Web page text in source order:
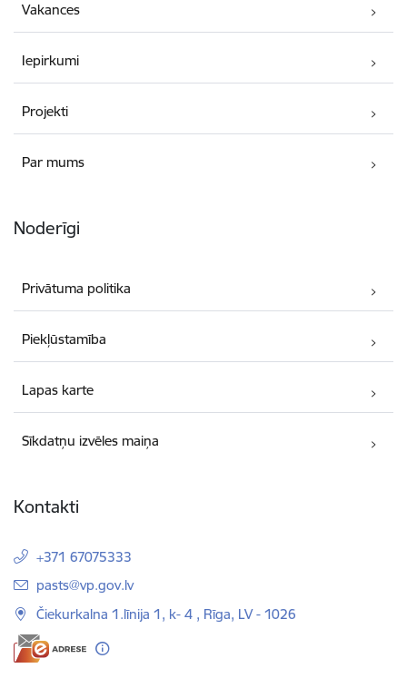
Vakances
Iepirkumi
Projekti
Par mums
Noderīgi
Privātuma politika
Piekļūstamība
Lapas karte
Sīkdatņu izvēles maiņa
Kontakti
+371 67075333
E-pasts:
pasts@vp.gov.lv
Čiekurkalna 1.līnija 1, k- 4 , Rīga, LV - 1026